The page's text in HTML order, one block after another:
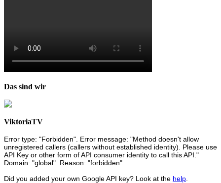
Das sind wir
ViktoriaTV
Error type: "Forbidden". Error message: "Method doesn't allow
unregistered callers (callers without established identity). Please use
API Key or other form of API consumer identity to call this API."
Domain: "global". Reason: "forbidden".
Did you added your own Google API key? Look at the help